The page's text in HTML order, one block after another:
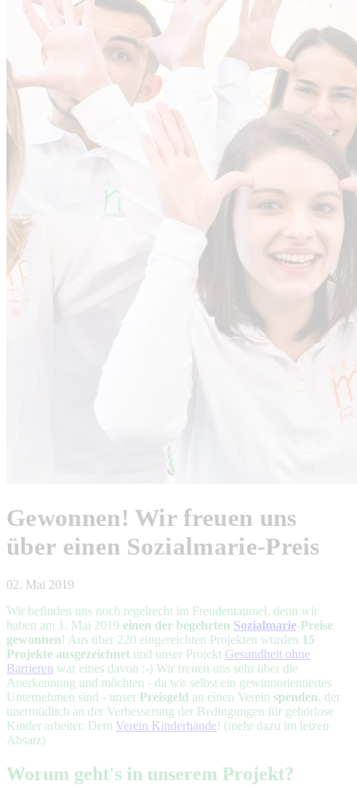
Gewonnen! Wir freuen uns
über einen Sozialmarie-Preis
02. Mai 2019
Wir befinden uns noch regelrecht im Freudentaumel, denn wir
haben am 1. Mai 2019 einen der begehrten Sozialmarie-Preise
gewonnen! Aus über 220 eingereichten Projekten wurden 15
Projekte ausgezeichnet und unser Projekt Gesundheit ohne
Barrieren war eines davon :-) Wir freuen uns sehr über die
Anerkennung und möchten - da wir selbst ein gewinnorientiertes
Unternehmen sind - unser Preisgeld an einen Verein spenden, der
unermüdlich an der Verbesserung der Bedingungen für gehörlose
Kinder arbeitet: Dem Verein Kinderhände! (mehr dazu im letzen
Absatz)
Worum geht's in unserem Projekt?